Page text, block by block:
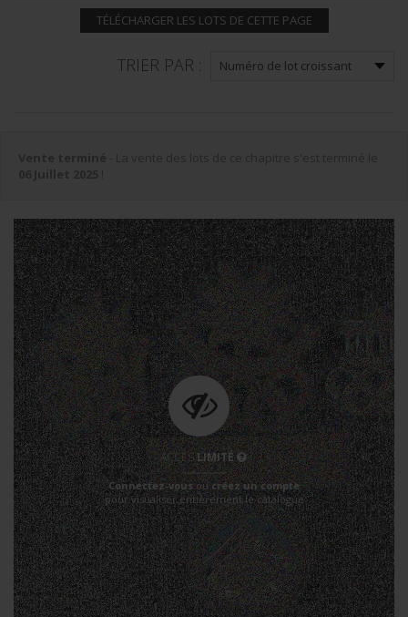
TÉLÉCHARGER LES LOTS DE CETTE PAGE
TRIER PAR :
ACCÈSLIMITÉ
Connectez-vousoucréez un compte
pour visualiser entièrement le catalogue